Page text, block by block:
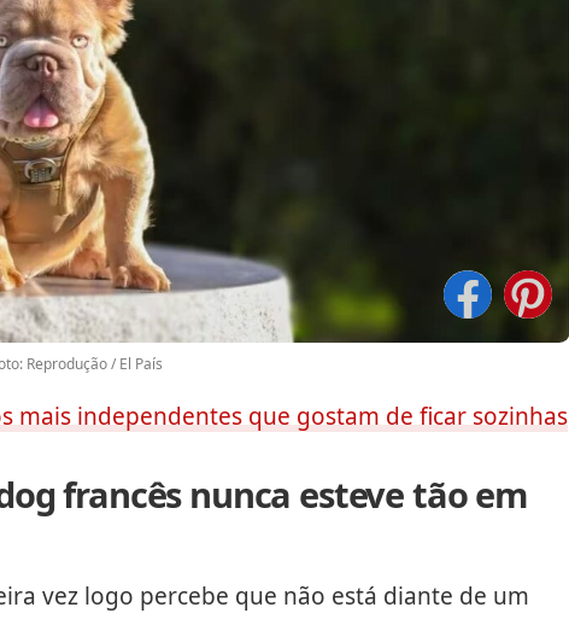
Reprodução / El País
mais independentes que gostam de ficar sozinhas
francês nunca esteve tão em
vez logo percebe que não está diante de um